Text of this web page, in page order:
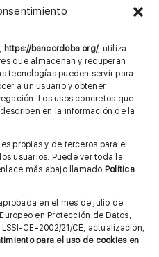
https://bancordoba.org/, utiliza
que almacenan y recuperan
tecnologías pueden servir para
a un usuario y obtener
Los usos concretos que
en la información de la
propias y de terceros para el
usuarios. Puede ver toda la
más abajo llamado Política
en el mes de julio de
en Protección de Datos,
LSSI-CE-2002/21/CE, actualización,
para el uso de cookies en